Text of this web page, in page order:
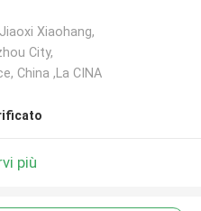
Xiaohang,
City,
China ,La CINA
più